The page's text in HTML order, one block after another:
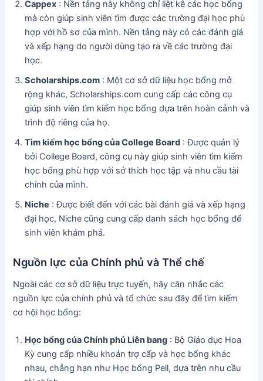
Cappex : Nền tảng này không chỉ liệt kê các học bổng
mà còn giúp sinh viên tìm được các trường đại học phù
hợp với hồ sơ của mình. Nền tảng này có các đánh giá
và xếp hạng do người dùng tạo ra về các trường đại
học.
Scholarships.com : Một cơ sở dữ liệu học bổng mở
rộng khác, Scholarships.com cung cấp các công cụ
giúp sinh viên tìm kiếm học bổng dựa trên hoàn cảnh và
trình độ riêng của họ.
Tìm kiếm học bổng của College Board : Được quản lý
bởi College Board, công cụ này giúp sinh viên tìm kiếm
học bổng phù hợp với sở thích học tập và nhu cầu tài
chính của mình.
Niche : Được biết đến với các bài đánh giá và xếp hạng
đại học, Niche cũng cung cấp danh sách học bổng để
sinh viên khám phá.
Nguồn lực của Chính phủ và Thể chế
Ngoài các cơ sở dữ liệu trực tuyến, hãy cân nhắc các
nguồn lực của chính phủ và tổ chức sau đây để tìm kiếm
cơ hội học bổng:
Học bổng của Chính phủ Liên bang : Bộ Giáo dục Hoa
Kỳ cung cấp nhiều khoản trợ cấp và học bổng khác
nhau, chẳng hạn như Học bổng Pell, dựa trên nhu cầu